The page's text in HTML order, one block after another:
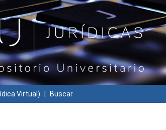
Virtual) Buscar